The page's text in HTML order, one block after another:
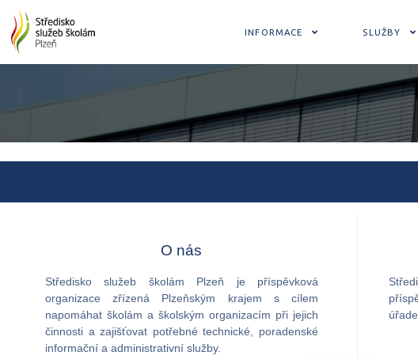
INFORMACE SLUŽBY
O nás
Středisko služeb školám Plzeň je příspěvková
organizace zřízená Plzeňským krajem s cílem
napomáhat školám a školským organizacím při jejich
činnosti a zajišťovat potřebné technické, poradenské
informační a administrativní služby.